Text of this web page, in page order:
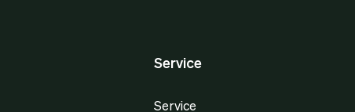
Service
Service